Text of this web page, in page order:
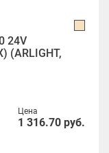
24V
(ARLIGHT,
Цена
1 316.70 руб.